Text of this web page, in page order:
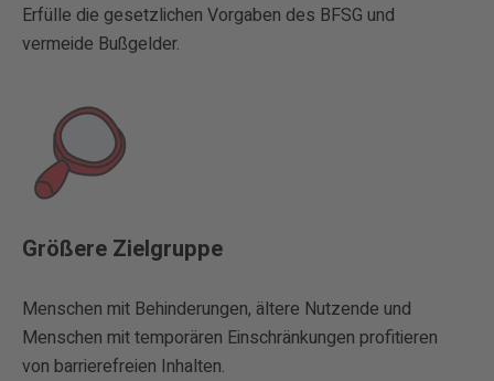
Erfülle die gesetzlichen Vorgaben des BFSG und
vermeide Bußgelder.
Größere Zielgruppe
Menschen mit Behinderungen, ältere Nutzende und
Menschen mit temporären Einschränkungen profitieren
von barrierefreien Inhalten.